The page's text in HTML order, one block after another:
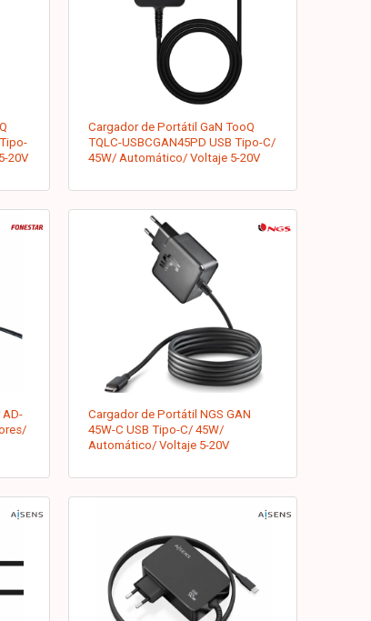
20V
Cargador de Portátil GaN TooQ
TQLC-USBCGAN45PD USB Tipo-C/
45W/ Automático/ Voltaje 5-20V
Cargador de Portátil NGS GAN
45W-C USB Tipo-C/ 45W/
Automático/ Voltaje 5-20V